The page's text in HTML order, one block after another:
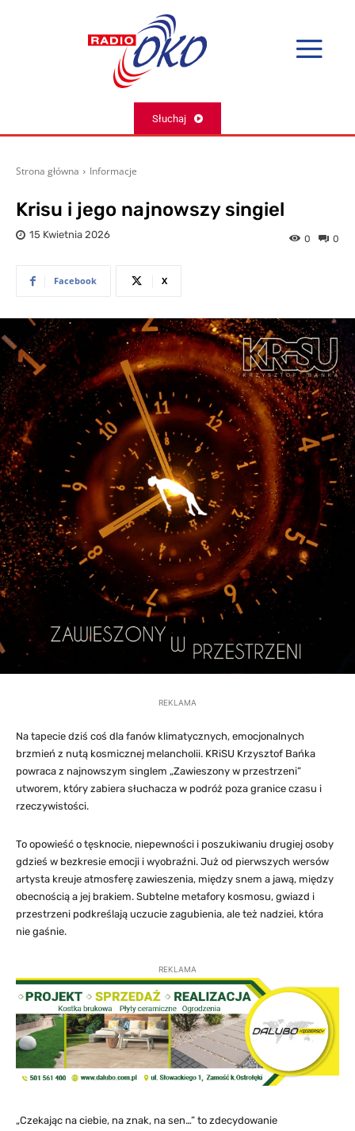
Słuchaj
Strona główna Informacje
Krisu i jego najnowszy singiel
15 Kwietnia 2026 0
0
Facebook X
REKLAMA
Na tapecie dziś coś dla fanów klimatycznych, emocjonalnych
brzmień z nutą kosmicznej melancholii. KRiSU Krzysztof Bańka
powraca z najnowszym singlem „Zawieszony w przestrzeni”
utworem, który zabiera słuchacza w podróż poza granice czasu i
rzeczywistości.
To opowieść o tęsknocie, niepewności i poszukiwaniu drugiej osoby
gdzieś w bezkresie emocji i wyobraźni. Już od pierwszych wersów
artysta kreuje atmosferę zawieszenia, między snem a jawą, między
obecnością a jej brakiem. Subtelne metafory kosmosu, gwiazd i
przestrzeni podkreślają uczucie zagubienia, ale też nadziei, która
nie gaśnie.
REKLAMA
„Czekając na ciebie, na znak, na sen…” to zdecydowanie